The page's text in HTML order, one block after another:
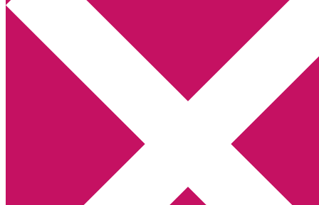
Deckare, kriminalromaner, thrillers
Hem
Boktolva
Författarfemman
Kontakt
Webbshop Amazon
Utskriftscentralen
Min tv-blogg